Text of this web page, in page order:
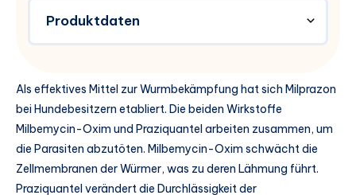
Produktdaten
Als effektives Mittel zur Wurmbekämpfung hat sich Milprazon
bei Hundebesitzern etabliert. Die beiden Wirkstoffe
Milbemycin-Oxim und Praziquantel arbeiten zusammen, um
die Parasiten abzutöten. Milbemycin-Oxim schwächt die
Zellmembranen der Würmer, was zu deren Lähmung führt.
Praziquantel verändert die Durchlässigkeit der